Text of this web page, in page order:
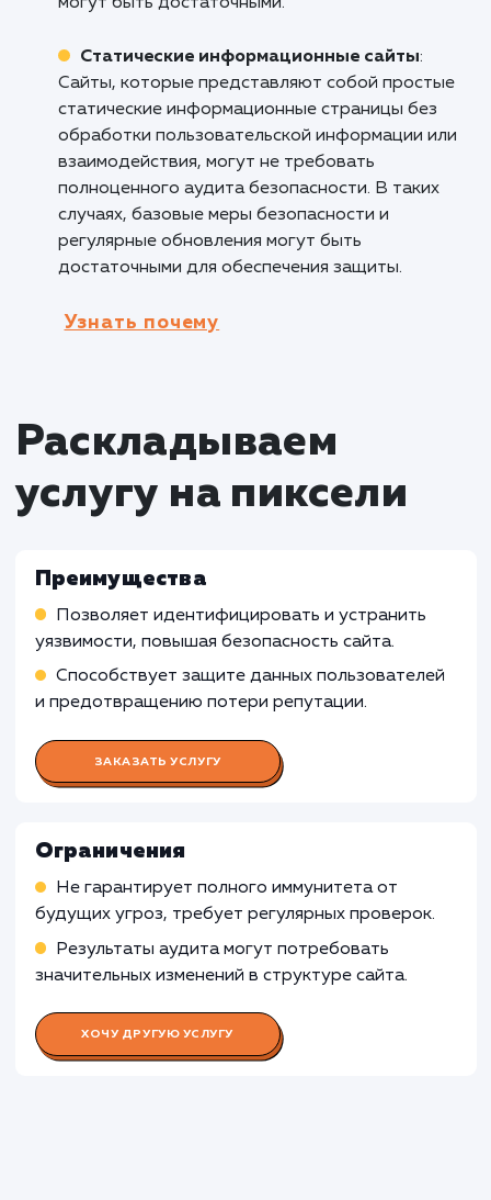
корпорации имеют сложные веб-сайты,
которые хранят конфиденциальные данные
клиентах, партнерах и сотрудниках. Аудит
безопасности сайта помогает выявить
уязвимости в системе безопасности,
обеспечивая защиту конфиденциальной
информации и предотвращая нарушения
безопасности.
Кому не подходит данный
пользователей, аудит безопасности сайта
может быть излишним и
решением. В таких случаях, обычные меры
безопасности, такие как использование
могут быть достаточными.
Статические информационные сайты
Сайты, которые представляют собой
статические информационные страницы без
взаимодействия, могут не требовать
полноценного аудита безопасности. В таких
регулярные обновления могут быть
Раскладываем